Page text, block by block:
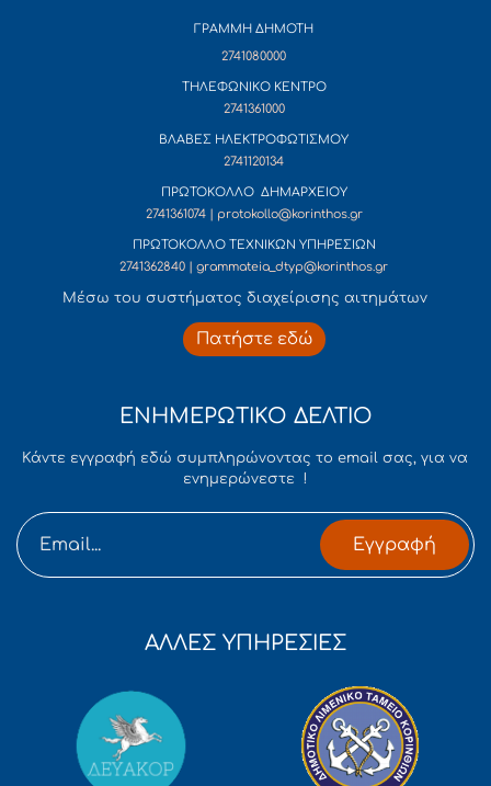
ΓΡΑΜΜΗ ΔΗΜΟΤΗ
2741080000
ΤΗΛΕΦΩΝΙΚΟ ΚΕΝΤΡΟ
2741361000
ΒΛΑΒΕΣ ΗΛΕΚΤΡΟΦΩΤΙΣΜΟΥ
2741120134
ΠΡΩΤΟΚΟΛΛΟ ΔΗΜΑΡΧΕΙΟΥ
2741361074 | protokollo@korinthos.gr
ΠΡΩΤΟΚΟΛΛΟ ΤΕΧΝΙΚΩΝ ΥΠΗΡΕΣΙΩΝ
2741362840 | grammateia_dtyp@korinthos.gr
Mέσω του συστήματος διαχείρισης αιτημάτων
Πατήστε εδώ
ΕΝΗΜΕΡΩΤΙΚΟ ΔΕΛΤΙΟ
Κάντε εγγραφή εδώ συμπληρώνοντας το email σας, για να
ενημερώνεστε !
Εγγραφή
ΑΛΛΕΣ ΥΠΗΡΕΣΙΕΣ